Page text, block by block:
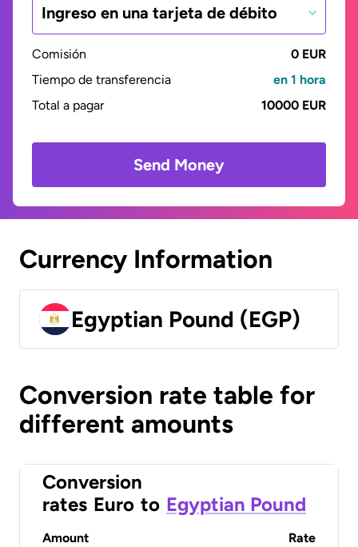
Ingreso en una tarjeta de débito
Comisión
0 EUR
Tiempo de transferencia
en 1 hora
Total a pagar
10000 EUR
Send Money
Currency Information
Egyptian Pound (EGP)
Conversion rate table for
different amounts
Conversion
rates Euro to Egyptian Pound
Amount Rate